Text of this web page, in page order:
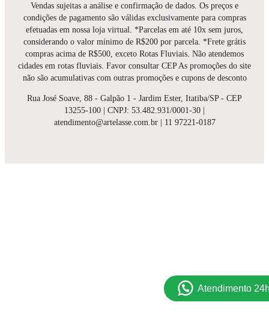
Vendas sujeitas a análise e confirmação de dados. Os preços e
condições de pagamento são válidas exclusivamente para compras
efetuadas em nossa loja virtual. *Parcelas em até 10x sem juros,
considerando o valor mínimo de R$200 por parcela. *Frete grátis
compras acima de R$500, exceto Rotas Fluviais. Não atendemos
cidades em rotas fluviais. Favor consultar CEP As promoções do site
não são acumulativas com outras promoções e cupons de desconto
Rua José Soave, 88 - Galpão 1 - Jardim Ester, Itatiba/SP - CEP
13255-100 | CNPJ: 53.482.931/0001-30 |
atendimento@artelasse.com.br | 11 97221-0187
Atendimento